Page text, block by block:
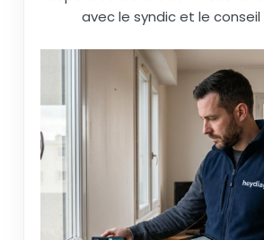
avec le syndic et le conseil